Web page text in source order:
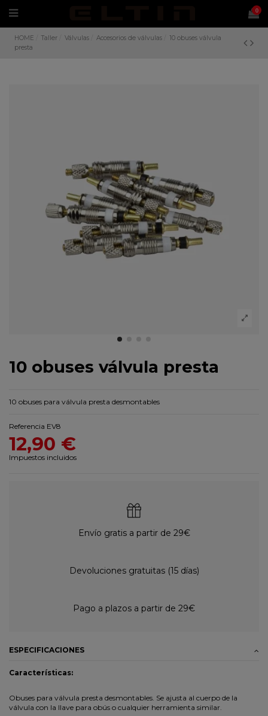
0
HOME Taller Válvulas Accesorios de válvulas
10 obuses válvula
presta
10 obuses válvula presta
10 obuses para válvula presta desmontables
Referencia EV8
12,90 €
Impuestos incluidos
Envío gratis a partir de 29€
Devoluciones gratuitas (15 días)
Pago a plazos a partir de 29€
ESPECIFICACIONES
Características:
Obuses para válvula presta desmontables. Se ajusta al cuerpo de la
válvula con la llave para obús o cualquier herramienta similar.